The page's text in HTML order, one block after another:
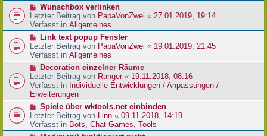
r
a
g
r
B
e
i
r
a
g
N
e
u
e
r
B
e
t
r
a
g
Wunschbox verlinken
Letzter Beitrag von PapaVonZwei « 27.01.2019, 19:14
Verfasst in Allgemeines
N
e
u
e
r
B
e
i
r
a
Link text popup Fenster
Letzter Beitrag von PapaVonZwei « 19.01.2019, 21:45
Verfasst in Allgemeines
N
e
u
e
r
B
e
i
Decoration einzelner Räume
Letzter Beitrag von Ranger « 19.11.2018, 08:16
Verfasst in Individuelle Entwicklungen / Anpassungen /
Erweiterungen
N
e
u
e
Spiele über wktools.net einbinden
Letzter Beitrag von Linn « 09.11.2018, 14:19
Verfasst in Bots, Chat-Games, Tools